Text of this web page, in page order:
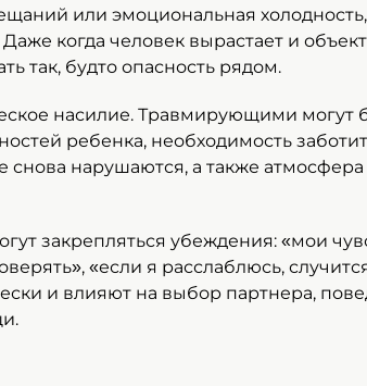
или эмоциональная
когда человек вырастает и
так, будто опасность рядом.
насилие. Травмирующими могут
ребенка, необходимость
нарушаются, а также
закрепляться убеждения: «мои
«если я расслаблюсь,
и влияют на выбор партнера,